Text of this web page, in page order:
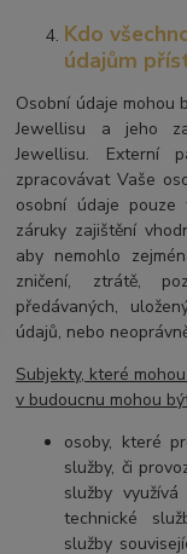
Kdo
údajům
Osobní údaje mohou
Jewellisu a jeho
Jewellisu. Externí
zpracovávat Vaše
osobní údaje pouze
záruky zajištění
aby nemohlo
zničení, ztrátě,
předávaných,
údajů, nebo
Subjekty, které
v budoucnu mohou
osoby, které
služby, či
služby
technické
služby